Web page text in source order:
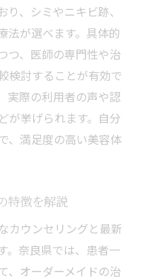
、シミやニキビ跡、
法が選べます。具体的
つ、医師の専門性や治
検討することが有効で
実際の利用者の声や認
が挙げられます。自分
、満足度の高い美容体
特徴を解説
カウンセリングと最新
。奈良県では、患者一
、オーダーメイドの治